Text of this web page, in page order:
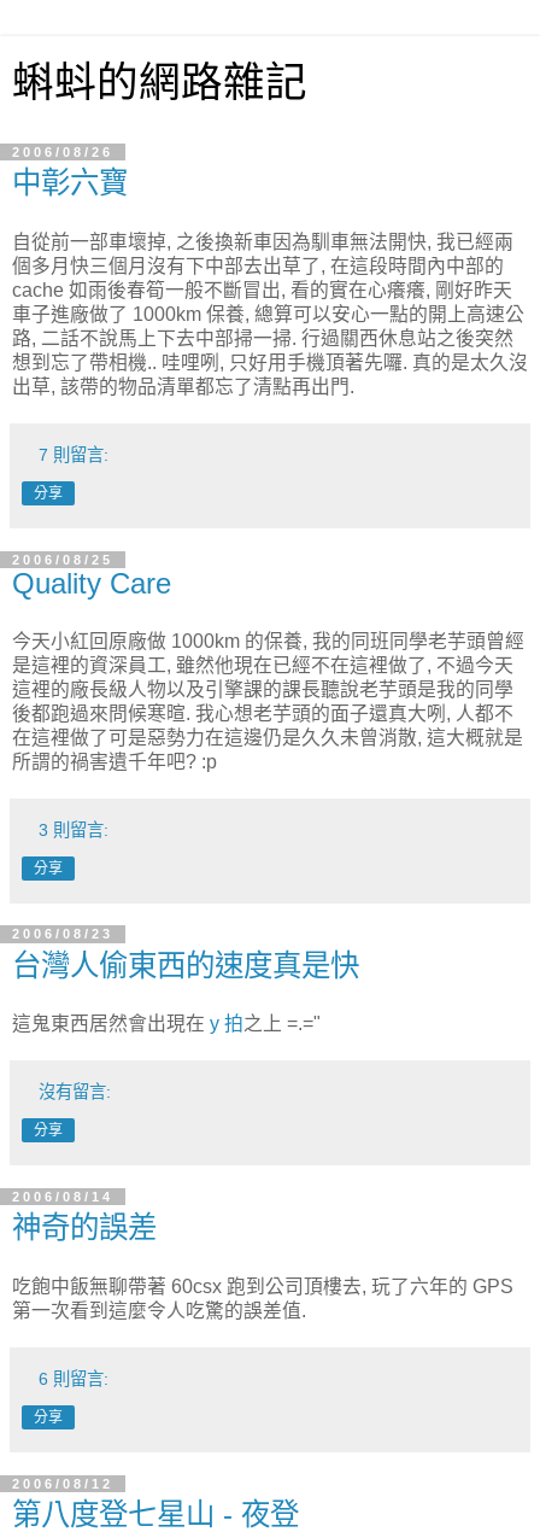
蝌蚪的網路雜記
2006/08/26
中彰六寶
自從前一部車壞掉, 之後換新車因為馴車無法開快, 我已經兩
個多月快三個月沒有下中部去出草了, 在這段時間內中部的
cache 如雨後春筍一般不斷冒出, 看的實在心癢癢, 剛好昨天
車子進廠做了 1000km 保養, 總算可以安心一點的開上高速公
路, 二話不說馬上下去中部掃一掃. 行過關西休息站之後突然
想到忘了帶相機.. 哇哩咧, 只好用手機頂著先囉. 真的是太久沒
出草, 該帶的物品清單都忘了清點再出門.
7 則留言:
分享
2006/08/25
Quality Care
今天小紅回原廠做 1000km 的保養, 我的同班同學老芋頭曾經
是這裡的資深員工, 雖然他現在已經不在這裡做了, 不過今天
這裡的廠長級人物以及引擎課的課長聽說老芋頭是我的同學
後都跑過來問候寒暄. 我心想老芋頭的面子還真大咧, 人都不
在這裡做了可是惡勢力在這邊仍是久久未曾消散, 這大概就是
所謂的禍害遺千年吧? :p
3 則留言:
分享
2006/08/23
台灣人偷東西的速度真是快
這鬼東西居然會出現在 y 拍之上 =.="
沒有留言:
分享
2006/08/14
神奇的誤差
吃飽中飯無聊帶著 60csx 跑到公司頂樓去, 玩了六年的 GPS
第一次看到這麼令人吃驚的誤差值.
6 則留言:
分享
2006/08/12
第八度登七星山 - 夜登